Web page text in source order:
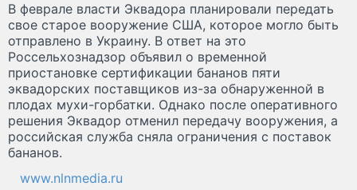
В феврале власти Эквадора планировали передать
свое старое вооружение США, которое могло быть
отправлено в Украину. В ответ на это
Россельхознадзор объявил о временной
приостановке сертификации бананов пяти
эквадорских поставщиков из-за обнаруженной в
плодах мухи-горбатки. Однако после оперативного
решения Эквадор отменил передачу вооружения, а
российская служба сняла ограничения с поставок
бананов.
www.nlnmedia.ru